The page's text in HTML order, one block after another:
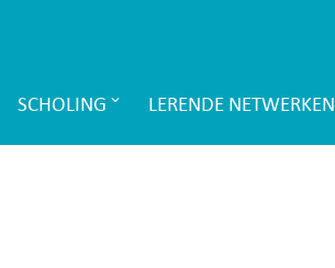
SCHOLING LERENDE NETWERKEN